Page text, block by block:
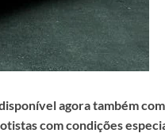
agora também
com condições